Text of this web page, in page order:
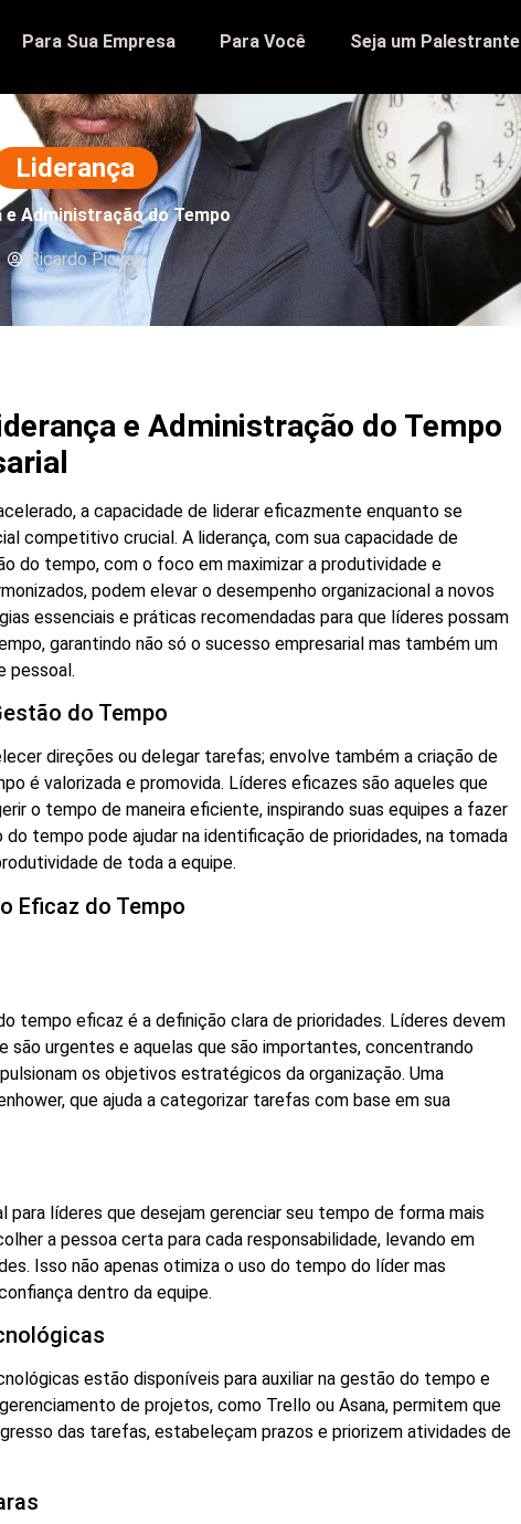
Para Sua Empresa Para Você Seja um Palestrante
Liderança
e Administração do Tempo
Ricardo Piovan
e Administração do Tempo
a capacidade de liderar eficazmente enquanto se
competitivo crucial. A liderança, com sua capacidade de
do tempo, com o foco em maximizar a produtividade e
podem elevar o desempenho organizacional a novos
essenciais e práticas recomendadas para que líderes possam
garantindo não só o sucesso empresarial mas também um
pessoal.
do Tempo
direções ou delegar tarefas; envolve também a criação de
é valorizada e promovida. Líderes eficazes são aqueles que
o tempo de maneira eficiente, inspirando suas equipes a fazer
tempo pode ajudar na identificação de prioridades, na tomada
de toda a equipe.
Eficaz do Tempo
tempo eficaz é a definição clara de prioridades. Líderes devem
são urgentes e aquelas que são importantes, concentrando
os objetivos estratégicos da organização. Uma
que ajuda a categorizar tarefas com base em sua
para líderes que desejam gerenciar seu tempo de forma mais
a pessoa certa para cada responsabilidade, levando em
Isso não apenas otimiza o uso do tempo do líder mas
dentro da equipe.
estão disponíveis para auxiliar na gestão do tempo e
de projetos, como Trello ou Asana, permitem que
das tarefas, estabeleçam prazos e priorizem atividades de